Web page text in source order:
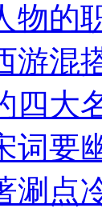
物的
游混
四大
词要
涮点